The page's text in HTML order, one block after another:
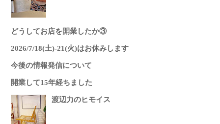
どうしてお店を開業したか③
2026/7/18(土)-21(火)はお休みします
今後の情報発信について
開業して15年経ちました
渡辺力のヒモイス